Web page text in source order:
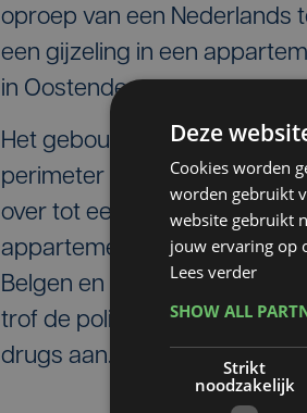
oproep van een Nederlands
een gijzeling in een
in Oostende.
Het gebouw werd ontruimd
perimeter ingesteld. Rond
over tot een interventie in
appartement. Vijf mannen
Belgen en twee
trof de politie een vuurwapen
drugs aan.
Deze
Cookies worden
worden gebruikt
website gebruikt
jouw ervaring op
Lees verder
SHOW ALL
Strikt
noodzakelijk